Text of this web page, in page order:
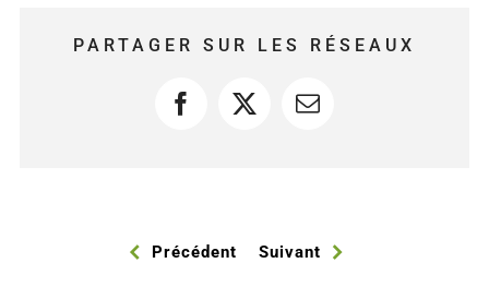
PARTAGER SUR LES RÉSEAUX
Facebook
X Courriel
Précédent Suivant